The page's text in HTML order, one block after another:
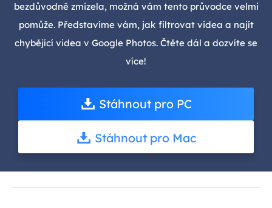
bezdůvodně zmizela, možná vám tento průvodce velmi
pomůže. Představíme vám, jak filtrovat videa a najít
chybějící videa v Google Photos. Čtěte dál a dozvíte se
více!
Stáhnout pro PC
Stáhnout pro Mac